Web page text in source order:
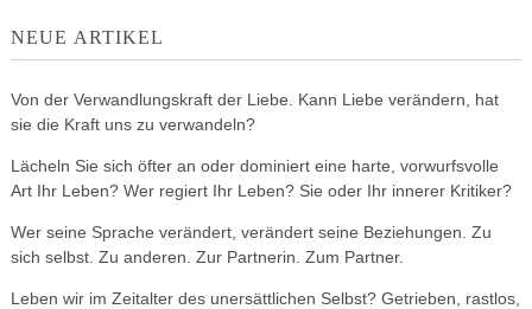
NEUE ARTIKEL
Von der Verwandlungskraft der Liebe. Kann Liebe verändern, hat
sie die Kraft uns zu verwandeln?
Lächeln Sie sich öfter an oder dominiert eine harte, vorwurfsvolle
Art Ihr Leben? Wer regiert Ihr Leben? Sie oder Ihr innerer Kritiker?
Wer seine Sprache verändert, verändert seine Beziehungen. Zu
sich selbst. Zu anderen. Zur Partnerin. Zum Partner.
Leben wir im Zeitalter des unersättlichen Selbst? Getrieben, rastlos,